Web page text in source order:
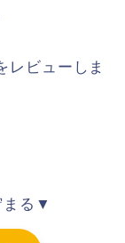
レビューしま
まる▼